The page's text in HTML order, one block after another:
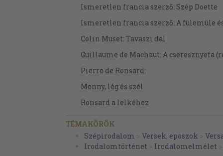
Ismeretlen francia szerző: Szép Doette
Ismeretlen francia szerző: A fülemüle
Colin Muset: Tavaszi dal
Guillaume de Machaut: A cseresznyefa
Pierre de Ronsard:
Menny, lég és szél
Ronsard a lelkéhez
Salvatore Rosa: Jóslatok a római
Angelus Silesius:
Miért lótsz-futsz szüntelen
TÉMAKÖRÖK
Szépirodalom > Versek, eposzok >
Irodalomtörténet > Irodalomelmélet >